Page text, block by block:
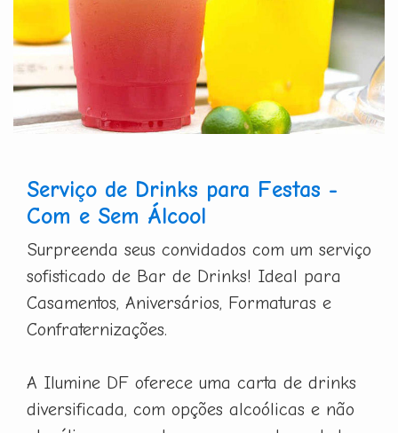
Serviço de Drinks para Festas -
Com e Sem Álcool
Surpreenda seus convidados com um serviço
sofisticado de Bar de Drinks! Ideal para
Casamentos, Aniversários, Formaturas e
Confraternizações.
A Ilumine DF oferece uma carta de drinks
diversificada, com opções alcoólicas e não